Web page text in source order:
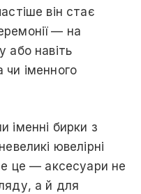
він стає
— на
або навіть
чи іменного
іменні бирки з
ювелірні
це — аксесуари не
а й для